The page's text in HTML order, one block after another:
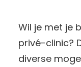
Wil je met je
privé-clinic?
diverse